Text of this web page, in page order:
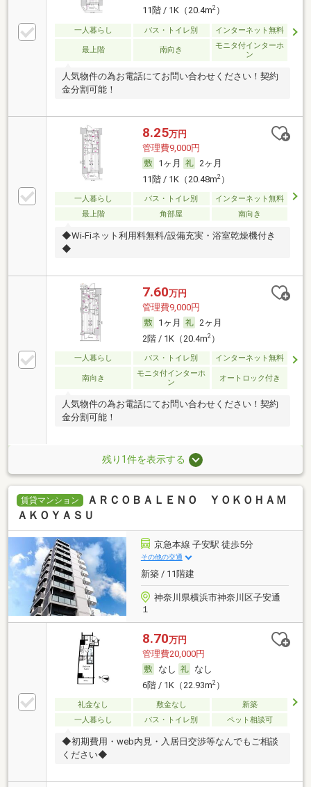
11階 / 1K（20.4m2）
一人暮らし バス・トイレ別 インターネット無料
最上階 南向き
モニタ付インターホ
ン
人気物件の為お電話にてお問い合わせください！契約
金分割可能！
8.25万円
管理費9,000円
1ヶ月
2ヶ月
11階 / 1K（20.48m2）
一人暮らし バス・トイレ別
インターネット無料
最上階
角部屋 南向き
◆Wi-Fiネット利用料無料/設備充実・浴室乾燥機付き
◆
7.60万円
管理費9,000円
1ヶ月
2ヶ月
2階 / 1K（20.4m2）
一人暮らし バス・トイレ別 インターネット無料
南向き
モニタ付インターホ
ン
オートロック付き
人気物件の為お電話にてお問い合わせください！契約
金分割可能！
残り1件を表示する
賃貸マンション
ＡＲＣＯＢＡＬＥＮＯ ＹＯＫＯＨＡＭ
ＡＫＯＹＡＳＵ
京急本線 子安駅 徒歩5分
その他の交通
新築 / 11階建
神奈川県横浜市神奈川区子安通
１
8.70万円
管理費20,000円
なし
なし
6階 / 1K（22.93m2）
礼金なし 敷金なし
新築
一人暮らし
バス・トイレ別 ペット相談可
◆初期費用・web内見・入居日交渉等なんでもご相談
ください◆